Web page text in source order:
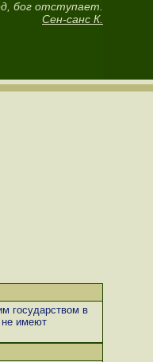
бог отступает.
Сен-санс К.
государством в
не имеют